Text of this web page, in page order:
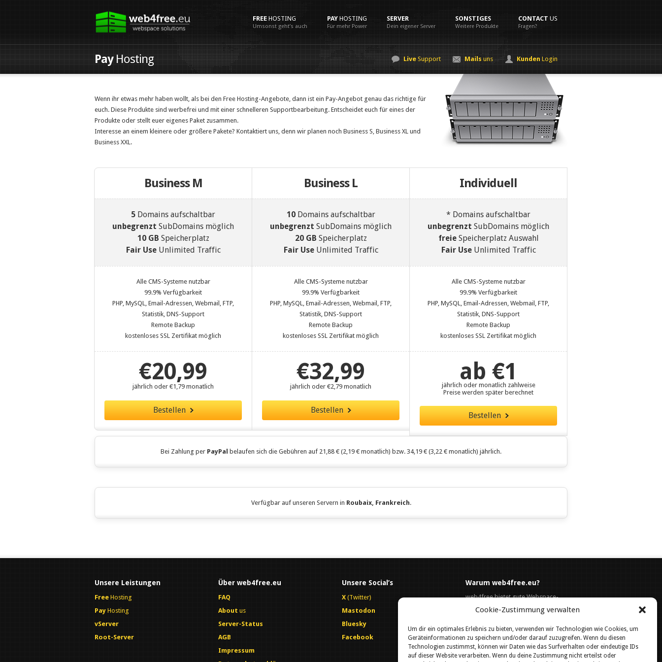
Cookie-Zustimmung verwalten
Um dir ein optimales Erlebnis zu bieten, verwenden wir Technologien wie Cookies, um
Geräteinformationen zu speichern und/oder darauf zuzugreifen. Wenn du diesen
Technologien zustimmst, können wir Daten wie das Surfverhalten oder eindeutige IDs
auf dieser Website verarbeiten. Wenn du deine Zustimmung nicht erteilst oder
FREEHOSTING
Umsonst geht’s auch
PAY HOSTING
Für mehr Power
SERVER
Dein eigener Server
SONSTIGES
Weitere Produkte
CONTACTUS
Fragen?
PayHosting LiveSupport Mails uns Kunden Login
Wenn ihr etwas mehr haben wollt, als bei den Free Hosting-Angebote, dann ist ein Pay-Angebot genau das richtige für
euch. Diese Produkte sind werbefrei und mit einer schnelleren Supportbearbeitung. Entscheidet euch für eines der
Produkte oder stellt euer eigenes Paket zusammen.
Interesse an einem kleinere oder größere Pakete? Kontaktiert uns, denn wir planen noch Business S, Business XL und
Business XXL.
Business M
5 Domains aufschaltbar
unbegrenzt SubDomains möglich
10 GB Speicherplatz
Fair UseUnlimited Traffic
Alle CMS-Systeme nutzbar
99.9% Verfügbarkeit
PHP, MySQL, Email-Adressen, Webmail, FTP,
Statistik, DNS-Support
Remote Backup
kostenloses SSL Zertifikat möglich
€20,99
jährlich oder €1,79 monatlich
Bestellen
Business L
10Domains aufschaltbar
unbegrenzt SubDomains möglich
20 GB Speicherplatz
Fair UseUnlimited Traffic
Alle CMS-Systeme nutzbar
99.9% Verfügbarkeit
PHP, MySQL, Email-Adressen, Webmail, FTP,
Statistik, DNS-Support
Remote Backup
kostenloses SSL Zertifikat möglich
€32,99
jährlich oder €2,79 monatlich
Bestellen
Individuell
* Domains aufschaltbar
unbegrenzt SubDomains möglich
freieSpeicherplatz Auswahl
Fair UseUnlimited Traffic
Alle CMS-Systeme nutzbar
99.9% Verfügbarkeit
PHP, MySQL, Email-Adressen, Webmail, FTP,
Statistik, DNS-Support
Remote Backup
kostenloses SSL Zertifikat möglich
ab €1
jährlich oder monatlich zahlweise
Preise werden später berechnet
Bestellen
Bei Zahlung per PayPal belaufen sich die Gebühren auf 21,88 € (2,19 € monatlich) bzw. 34,19 € (3,22 € monatlich) jährlich.
Verfügbar auf unseren Servern in Roubaix, Frankreich.
Unsere Leistungen
Free Hosting
Pay Hosting
vServer
Root-Server
Über web4free.eu
FAQ
About us
Server-Status
AGB
Impressum
Unsere Social’s
X (Twitter)
Mastodon
Bluesky
Facebook
Warum web4free.eu?
web4free bietet gute Webspace-
Lösungen für einen unschlagbaren
einem unser Mitarbeiter.